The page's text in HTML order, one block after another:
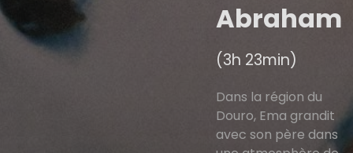
Abraham
(3h 23min)
Dans la région du
Douro, Ema grandit
avec son père dans